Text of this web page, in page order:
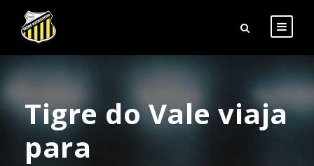
Tigre do Vale viaja
para